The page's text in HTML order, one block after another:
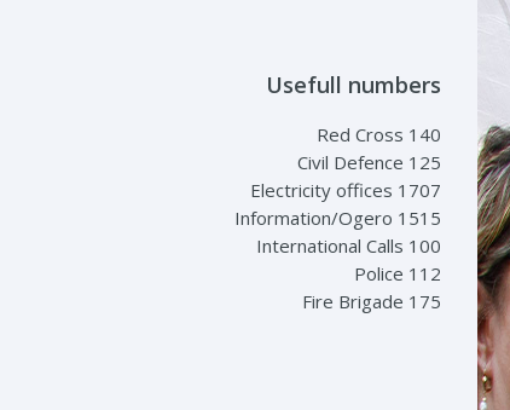
Usefull numbers
Red Cross 140
Civil Defence 125
Electricity offices 1707
Information/Ogero 1515
International Calls 100
Police 112
Fire Brigade 175